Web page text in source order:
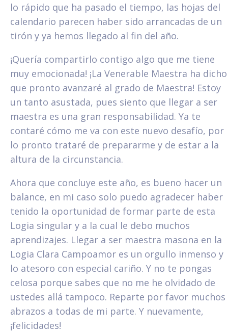
lo rápido que ha pasado el tiempo, las hojas del
calendario parecen haber sido arrancadas de un
tirón y ya hemos llegado al fin del año.
¡Quería compartirlo contigo algo que me tiene
muy emocionada! ¡La Venerable Maestra ha dicho
que pronto avanzaré al grado de Maestra! Estoy
un tanto asustada, pues siento que llegar a ser
maestra es una gran responsabilidad. Ya te
contaré cómo me va con este nuevo desafío, por
lo pronto trataré de prepararme y de estar a la
altura de la circunstancia.
Ahora que concluye este año, es bueno hacer un
balance, en mi caso solo puedo agradecer haber
tenido la oportunidad de formar parte de esta
Logia singular y a la cual le debo muchos
aprendizajes. Llegar a ser maestra masona en la
Logia Clara Campoamor es un orgullo inmenso y
lo atesoro con especial cariño. Y no te pongas
celosa porque sabes que no me he olvidado de
ustedes allá tampoco. Reparte por favor muchos
abrazos a todas de mi parte. Y nuevamente,
¡felicidades!